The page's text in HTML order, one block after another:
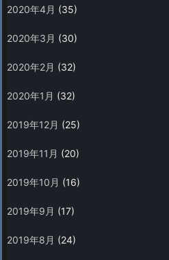
2020年4月 (35)
2020年3月 (30)
2020年2月 (32)
2020年1月 (32)
2019年12月 (25)
2019年11月 (20)
2019年10月 (16)
2019年9月 (17)
2019年8月 (24)